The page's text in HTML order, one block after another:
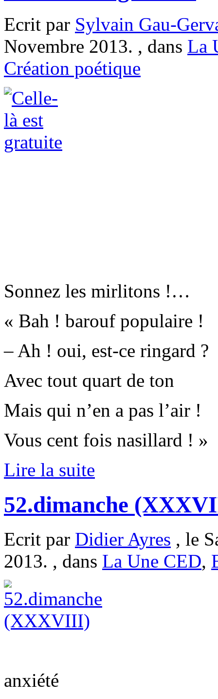
Ecrit par Sylvain Gau-
Novembre 2013. , dans La
Création poétique
Sonnez les mirlitons !…
« Bah ! barouf populaire !
– Ah ! oui, est-ce ringard ?
Avec tout quart de ton
Mais qui n’en a pas l’air !
Vous cent fois nasillard ! »
Lire la suite
52.dimanche
Ecrit par Didier Ayres , le
2013. , dans La Une CED,
anxiété